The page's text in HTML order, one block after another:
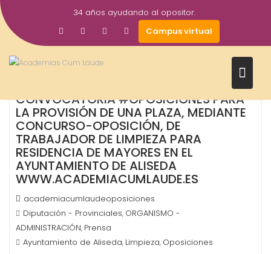
Saltar
al
contenido
34 años ayudando al opositor.
Campus virtual
Nov
2017
CONVOCATORIA #OPOSICIONES PARA
LA PROVISIÓN DE UNA PLAZA, MEDIANTE
CONCURSO-OPOSICIÓN, DE
TRABAJADOR DE LIMPIEZA PARA
RESIDENCIA DE MAYORES EN EL
AYUNTAMIENTO DE ALISEDA
WWW.ACADEMIACUMLAUDE.ES
academiacumlaudeoposiciones
Diputación - Provinciales, ORGANISMO -
ADMINISTRACIÓN, Prensa
Ayuntamiento de Aliseda, Limpieza, Oposiciones